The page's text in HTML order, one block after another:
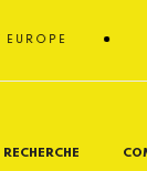
RECHERCHE